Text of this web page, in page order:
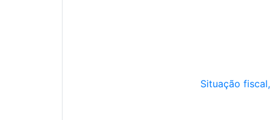
Situação